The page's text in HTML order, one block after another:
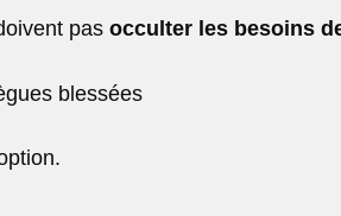
pas occulter les besoins
blessées